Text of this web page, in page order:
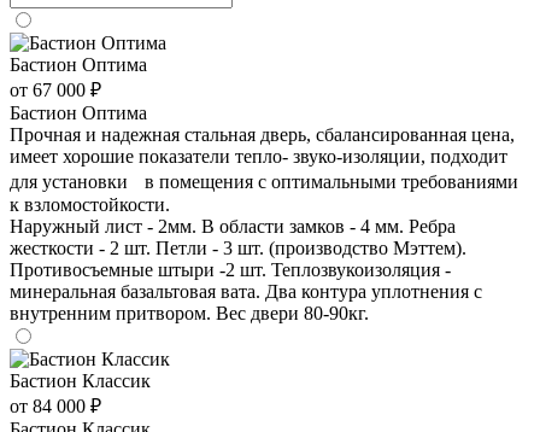
Бастион Оптима
от 67 000 ₽
Бастион Оптима
Прочная и надежная стальная дверь, сбалансированная цена,
имеет хорошие показатели тепло- звуко-изоляции, подходит
для установки в помещения с оптимальными требованиями
к взломостойкости.
Наружный лист - 2мм. В области замков - 4 мм. Ребра
жесткости - 2 шт. Петли - 3 шт. (производство Мэттем).
Противосъемные штыри -2 шт. Теплозвукоизоляция -
минеральная базальтовая вата. Два контура уплотнения с
внутренним притвором. Вес двери 80-90кг.
Бастион Классик
от 84 000 ₽